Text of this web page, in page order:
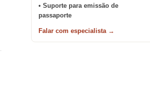
• Suporte para emissão de
passaporte
Falar com especialista →